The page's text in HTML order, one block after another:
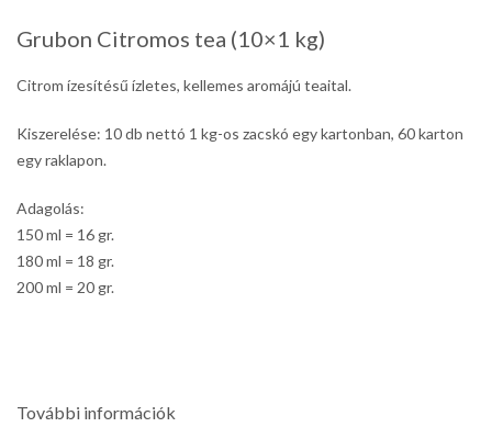
Grubon Citromos tea (10×1 kg)
Citrom ízesítésű ízletes, kellemes aromájú teaital.
Kiszerelése: 10 db nettó 1 kg-os zacskó egy kartonban, 60 karton
egy raklapon.
Adagolás:
150 ml = 16 gr.
180 ml = 18 gr.
200 ml = 20 gr.
További információk